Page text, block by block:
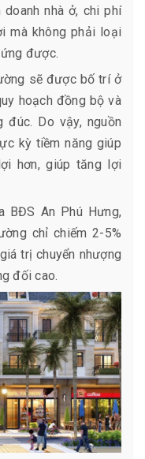
nhà ở, chi phí
mà không phải loại
được.
sẽ được bố trí ở
hoạch đồng bộ và
Do vậy, nguồn
kỳ tiềm năng giúp
hơn, giúp tăng lợi
BĐS An Phú Hưng,
chỉ chiếm 2-5%
trị chuyển nhượng
đối cao.